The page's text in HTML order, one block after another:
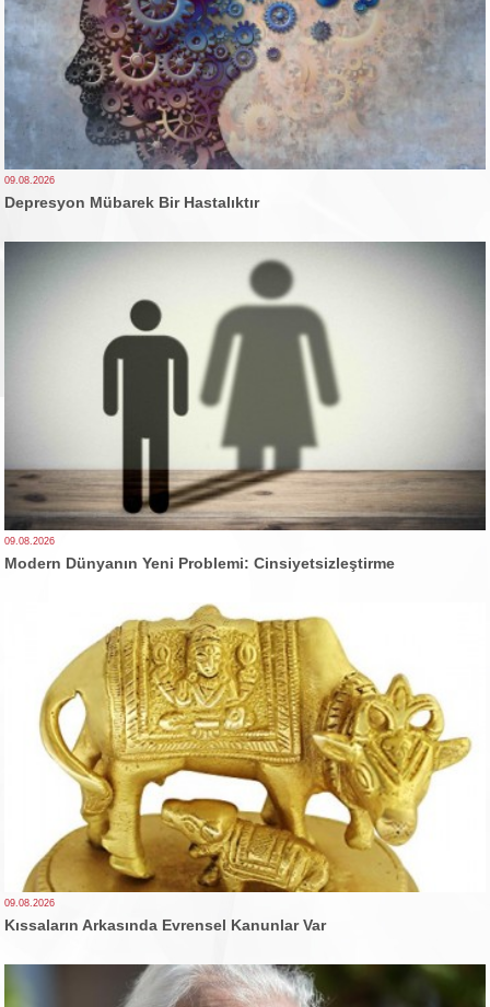
09.08.2026
Depresyon Mübarek Bir Hastalıktır
09.08.2026
Modern Dünyanın Yeni Problemi: Cinsiyetsizleştirme
09.08.2026
Kıssaların Arkasında Evrensel Kanunlar Var